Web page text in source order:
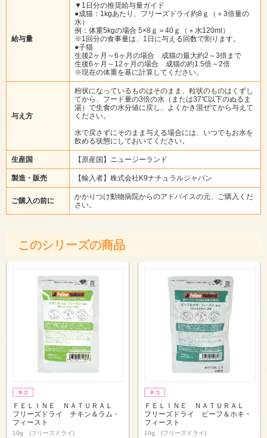
給与量
▼1日分の推奨給与量ガイド
●成猫：1kgあたり、フリーズドライ約8ｇ（＋3倍量の
水）
例：体重5kgの場合 5×8ｇ＝40ｇ（＋水120ml）
※1回分の食事量は、1日に与える回数で割ります。
●子猫
生後2ヶ月～6ヶ月の場合 成猫の最大約2～3倍まで
生後6ヶ月～12ヶ月の場合 成猫の約1.5倍～2倍
※現在の体重を基に計算してください。
与え方
粉状になっているものはそのまま、粒状のものはくずし
てから、フード量の3倍の水（または37℃以下のぬるま
湯）で生食の水分値に戻し、よくかき混ぜてから与えて
ください。
水で戻さずにそのまま与える場合には、いつでもお水を
飲める状態にしておいてください。
生産国 【原産国】ニュージーランド
製造・販売 【輸入者】株式会社K9ナチュラルジャパン
ご購入の前に
かかりつけ動物病院からのアドバイスの元、ご購入くだ
さい。
このシリーズの商品
ＦＥＬＩＮＥ ＮＡＴＵＲＡＬ
フリーズドライ チキン＆ラム・
フィースト
10g (フリーズドライ)
ＦＥＬＩＮＥ ＮＡＴＵＲＡＬ
フリーズドライ ビーフ＆ホキ・
フィースト
10g (フリーズドライ)